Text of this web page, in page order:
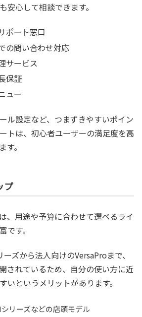
安心して相談できます。
ポート窓口
の問い合わせ対応
サービス
保証
ュー
ル設定など、つまずきやすいポイン
トは、初心者ユーザーの満足度を高
。
プ
、用途や予算に合わせて選べるライ
です。
ズから法人向けのVersaProまで、
されているため、自分の使い方に近
いというメリットがあります。
シリーズなどの店頭モデル